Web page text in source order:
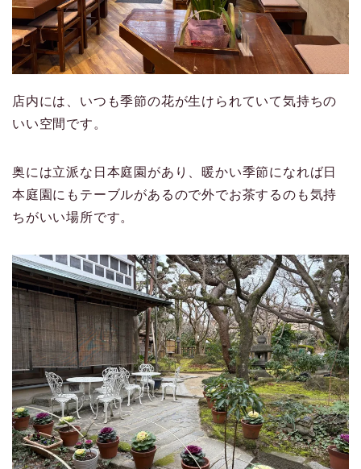
店内には、いつも季節の花が生けられていて気持ちの
いい空間です。
奥には立派な日本庭園があり、暖かい季節になれば日
本庭園にもテーブルがあるので外でお茶するのも気持
ちがいい場所です。